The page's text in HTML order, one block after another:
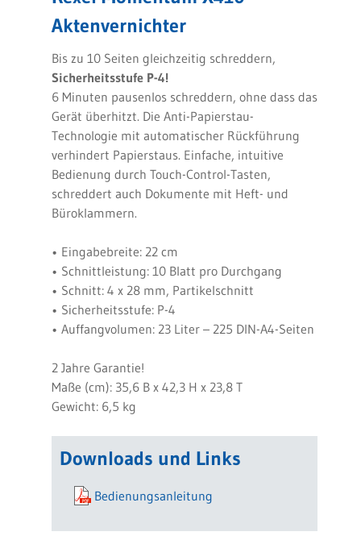
Aktenvernichter
Bis zu 10 Seiten gleichzeitig schreddern,
Sicherheitsstufe P-4!
6 Minuten pausenlos schreddern, ohne dass das
Gerät überhitzt. Die Anti-Papierstau-
Technologie mit automatischer Rückführung
verhindert Papierstaus. Einfache, intuitive
Bedienung durch Touch-Control-Tasten,
schreddert auch Dokumente mit Heft- und
Büroklammern.
• Eingabebreite: 22 cm
• Schnittleistung: 10 Blatt pro Durchgang
• Schnitt: 4 x 28 mm, Partikelschnitt
• Sicherheitsstufe: P-4
• Auffangvolumen: 23 Liter – 225 DIN-A4-Seiten
2 Jahre Garantie!
Maße (cm): 35,6 B x 42,3 H x 23,8 T
Gewicht: 6,5 kg
Downloads und Links
Bedienungsanleitung